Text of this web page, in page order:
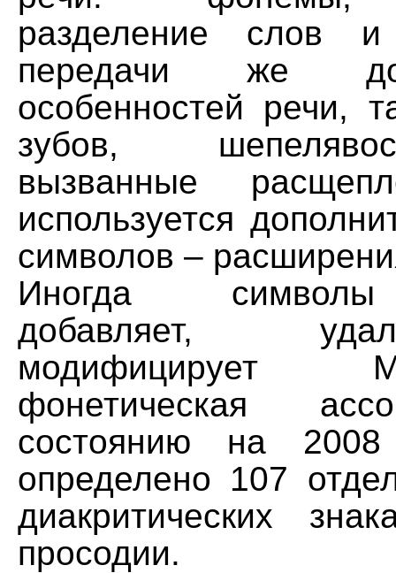
разделение слов
передачи же
особенностей речи,
зубов,
вызванные
используется
символов –
Иногда
добавляет,
модифицирует
фонетическая
состоянию на
определено 107
диакритических
просодии.